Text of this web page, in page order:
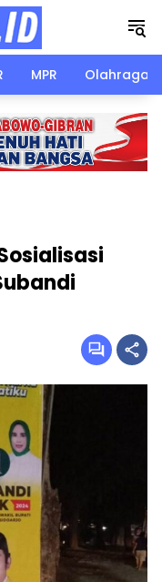
MPR Olahraga